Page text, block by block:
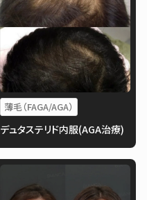
薄毛（FAGA/AGA）
デュタステリド内服(AGA治療)